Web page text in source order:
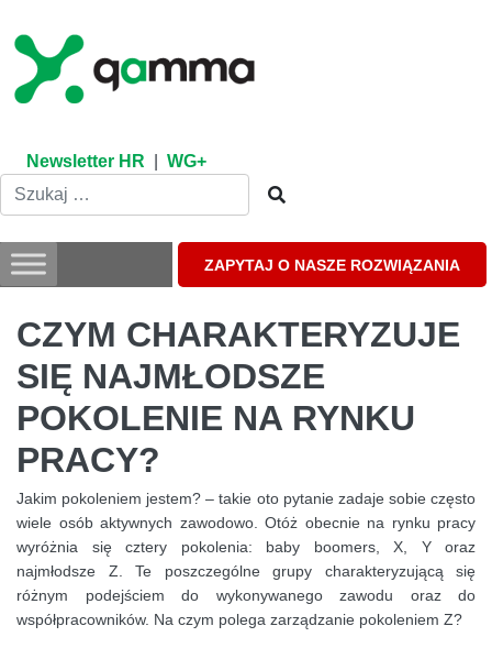
content
Newsletter HR WG+
ZAPYTAJ O NASZE ROZWIĄZANIA
CZYM CHARAKTERYZUJE
SIĘ NAJMŁODSZE
POKOLENIE NA RYNKU
PRACY?
Jakim pokoleniem jestem? – takie oto pytanie zadaje sobie często
wiele osób aktywnych zawodowo. Otóż obecnie na rynku pracy
wyróżnia się cztery pokolenia: baby boomers, X, Y oraz
najmłodsze Z. Te poszczególne grupy charakteryzującą się
różnym podejściem do wykonywanego zawodu oraz do
współpracowników. Na czym polega zarządzanie pokoleniem Z?